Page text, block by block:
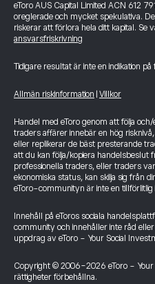
eToro AUS Capital Limited ACN 612
oreglerade och mycket spekulativa.
riskerar att förlora hela ditt kapital. Se
ansvarsfriskrivning
Tidigare resultat är inte en indikation
Allmän riskinformation Villkor
Handel med eToro genom att följa
traders affärer innebär en hög
eller replikerar de bäst presterande
att du kan följa/kopiera
professionella traders, eller traders
ekonomiska status, kan skilja sig från
eToro-communityn är inte en
Innehåll på eToros sociala
community och innehåller inte råd
uppdrag av eToro - Your Social
Copyright © 2006-2026 eToro - Your
rättigheter förbehållna.